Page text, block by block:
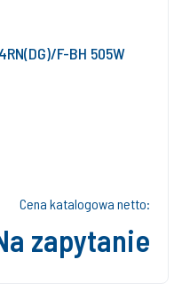
F-BH 505W
Cena katalogowa netto:
zapytanie